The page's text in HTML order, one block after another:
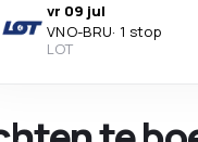
vr 09 jul
VNO-BRU· 1 stop
LOT